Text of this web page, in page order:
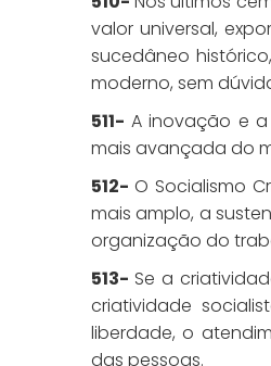
valor universal,
sucedâneo
moderno, sem
511- A inovação e
mais avançada do
512- O Socialismo
mais amplo, a
organização do
513- Se a
criatividade
liberdade, o
das pessoas.